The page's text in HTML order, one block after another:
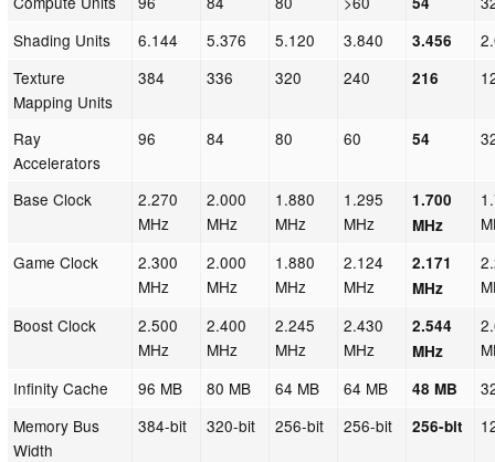
Shading Units
6.144 5.376 5.120 3.840 3.456
Texture
Mapping Units
384 336 320 240 216
Ray
Accelerators
96 84 80 60 54
Base Clock
2.270
MHz
2.000
MHz
1.880
MHz
1.295
MHz
1.700
MHz
Game Clock
2.300
MHz
2.000
MHz
1.880
MHz
2.124
MHz
2.171
MHz
Boost Clock
2.500
MHz
2.400
MHz
2.245
MHz
2.430
MHz
2.544
MHz
Infinity Cache
96 MB 80 MB 64 MB 64 MB 48 MB
Memory Bus
Width
384-bit 320-bit 256-bit 256-bit 256-bit